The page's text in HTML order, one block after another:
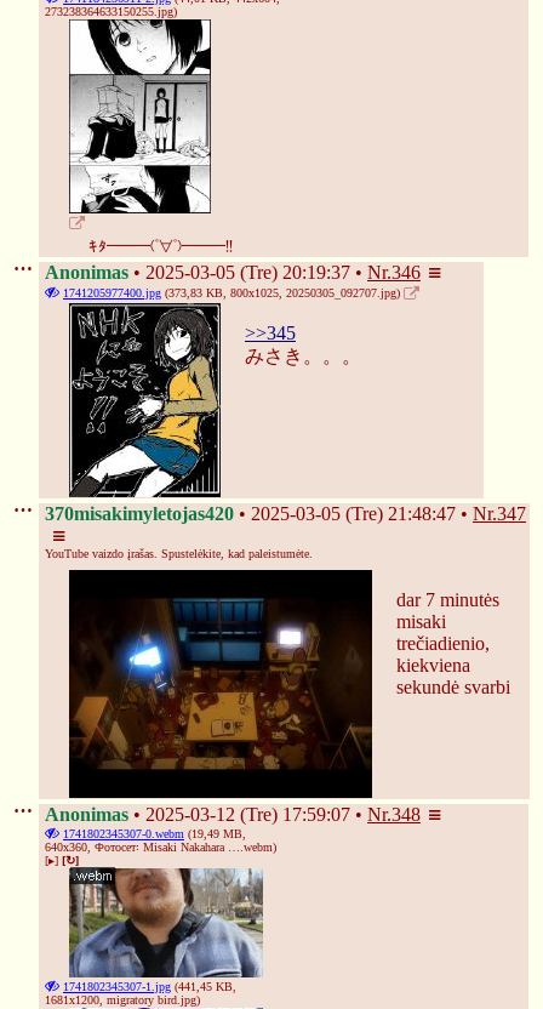
273238364633150255.jpg)
ｷﾀ━━━(ﾟ∀ﾟ)━━━!!
Anonimas 2025-03-05 (Tre) 20:19:37 Nr.346
1741205977400.jpg (373,83 KB, 800x1025, 20250305_092707.jpg)
>>345
みさき。。。
370misakimyletojas420 2025-03-05 (Tre) 21:48:47 Nr.347
YouTube vaizdo įrašas. Spustelėkite, kad paleistumėte.
dar 7 minutės
misaki
trečiadienio,
kiekviena
sekundė svarbi
Anonimas 2025-03-12 (Tre) 17:59:07 Nr.348
1741802345307-0.webm (19,49 MB,
640x360, Фотосет꞉ Misaki Nakahara ….webm)
[▸] [↻]
1741802345307-1.jpg (441,45 KB,
1681x1200, migratory bird.jpg)